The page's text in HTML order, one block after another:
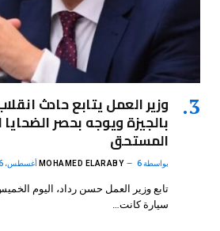
وزير العمل يتابع حادث
بالجيزة ويوجه بحصر
المستحق
بواسطة MOHAMED ELARABY 6 أغسطس، 2026
تابع وزير العمل حسن رداد، اليوم
سيارة كانت…